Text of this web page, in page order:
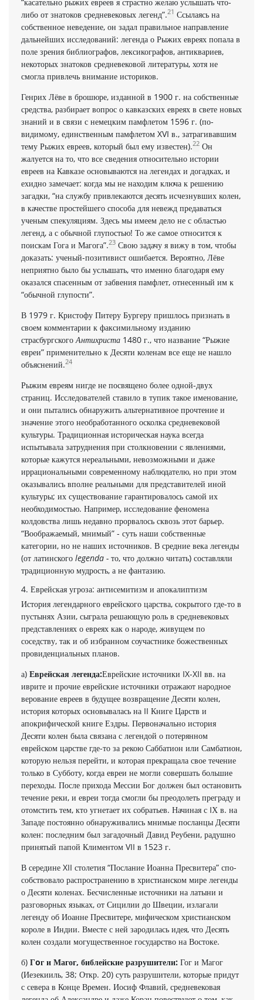
либо от знатоков средневековых легенд”.21 Ссылаясь на
собственное не­ведение, он задал правильное направление
дальнейших исследований: легенда о Ры­жих евреях попала в
поле зрения библиографов, лексикографов, антиквариев,
некоторых знатоков средневековой литературы, хотя не
смогла привлечь внимание историков.
Генрих Лёве в брошюре, изданной в 1900 г. на собственные
средства, разбирает вопрос о кавказских евреях в свете новых
знаний и в связи с немецким памфлетом 1596 г. (по-
видимому, единственным памфлетом XVI в., затрагивавшим
тему Рыжих евреев, который был ему известен).22 Он
жалуется на то, что все сведения относительно истории
евреев на Кавказе осно­вываются на легендах и догадках, и
ехидно замечает: когда мы не находим ключа к решению
загадки, “на службу привлекаются десять исчез­нувших колен,
в качестве простейшего способа для невежд предаваться
ученым спекуляциям. Здесь мы имеем дело не с областью
легенд, а с обычной глупостью! То же самое относится к
поискам Гога и Магога”.23 Свою задачу я вижу в том, чтобы
доказать: ученый-позитивист ошибается. Вероятно, Лёве
неприятно было бы услышать, что имен­но благодаря ему
оказался спасенным от забвения памфлет, отнесенный им к
“обычной глупости”.
В 1979 г. Кристофу Питеру Бургеру пришлось признать в
своем комментарии к факсимильному изданию
страсбургского Антихриста 1480 г., что название “Рыжие
евреи” применительно к Десяти коленам все еще не нашло
объяснений.24
Рыжим евреям нигде не посвящено более одной-двух
страниц. Исследователей ставило в тупик такое именование,
и они пытались обнаружить альтернативное прочтение и
значение этого необработанного осколка средневековой
культуры. Традиционная историческая наука всегда
испытывала затруднения при столкно­вении с явлениями,
которые кажутся нереальны­ми, невозможными и даже
иррациональными современному наблюдателю, но при этом
оказывались вполне реальными для представителей иной
культуры; их существование гарантировалось самой их
необходимостью. Например, исследование феномена
колдовства лишь недавно про­рвалось сквозь этот барьер.
“Воображаемый, мнимый” - суть наши собственные
категории, но не наших источников. В средние века легенды
(от латинского legenda - то, что должно читать) составляли
традиционную мудрость, а не фантазию.
4. Еврейская угроза: антисемитизм и апокалиптизм
История легендарного еврейского царства, сокрытого где-то в
пустынях Азии, сыграла решающую роль в средневековых
пред­ставлениях о евреях как о народе, живущем по
соседству, так и об избранном соучастнике божественных
провиденциальных пла­нов.
а) Еврейская легенда:Еврейские источники IX-XII вв. на
иврите и прочие еврейские источники отражают народное
верование евреев в будущее возвращение Десяти колен,
история которых основывалась на II Книге Царств и
апокрифи­ческой книге Ездры. Первоначально история
Десяти колен была связана с легендой о потерянном
еврейском царстве где-то за рекою Саббатион или Самбатион,
которую нельзя перейти, и ко­торая прекращала свое течение
только в Субботу, когда евреи не могли совершать большие
переходы. После прихода Мессии Бог должен был остановить
течение реки, и евреи тогда смогли бы преодолеть преграду и
отомстить тем, кто угнетает их собратьев. Начиная с IХ в. на
Западе постоянно обна­руживались мнимые посланцы Десяти
колен: последним был загадочный Давид Реубени, радушно
принятый папой Климентом VII в 1523 г.
В середине XII столетия “Послание Иоанна Пресвитера” спо­
собствовало распространению в христианском мире легенды
о Десяти коленах. Бесчисленные источники на латыни и
разго­ворных языках, от Сицилии до Швеции, излагали
легенду об Иоанне Пресвитере, мифическом христианском
короле в Ин­дии. Вместе с ней зародилась идея, что Десять
колен создали могущественное государство на Востоке.
б) Гoг и Магог, библейские разрушители: Гог и Магог
(Иезекииль, 38; Откр. 20) суть разрушители, которые придут
с севера в Конце Времен. Иосиф Флавий, средневековая